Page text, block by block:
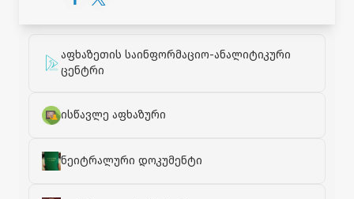
აფხაზეთის საინფორმაციო-ანალიტიკური
ცენტრი
ისწავლე აფხაზური
ნეიტრალური დოკუმენტი